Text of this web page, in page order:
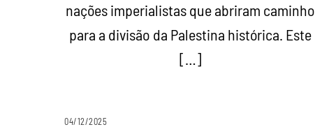
nações imperialistas que abriram caminho
para a divisão da Palestina histórica. Este
[…]
04/12/2025